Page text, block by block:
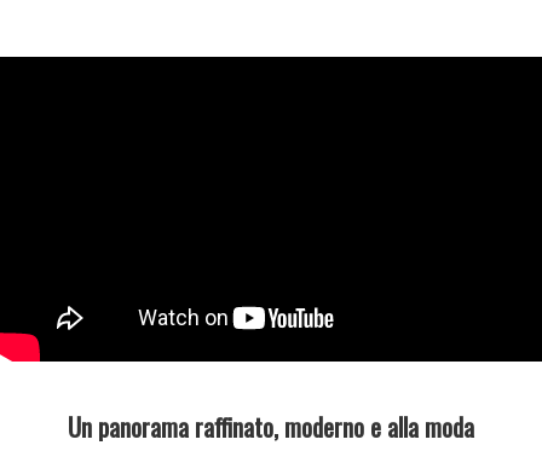
Un panorama raffinato, moderno e alla moda